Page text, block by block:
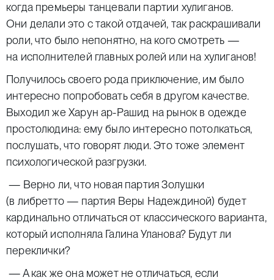
когда премьеры танцевали партии хулиганов.
Они делали это с такой отдачей, так раскрашивали
роли, что было непонятно, на кого смотреть —
на исполнителей главных ролей или на хулиганов!
Получилось своего рода приключение, им было
интересно попробовать себя в другом качестве.
Выходил же Харун ар-Рашид на рынок в одежде
простолюдина: ему было интересно потолкаться,
послушать, что говорят люди. Это тоже элемент
психологической разгрузки.
— Верно ли, что новая партия Золушки
(в либретто — партия Веры Надеждиной) будет
кардинально отличаться от классического варианта,
который исполняла Галина Уланова? Будут ли
переклички?
— А как же она может не отличаться, если